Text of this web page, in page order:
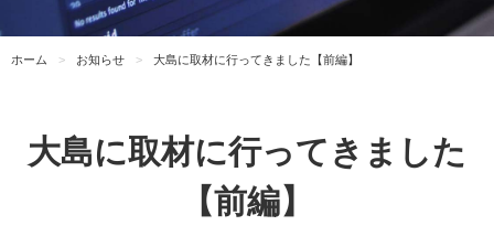
ホーム お知らせ 大島に取材に行ってきました【前編】
大島に取材に行ってきました
【前編】